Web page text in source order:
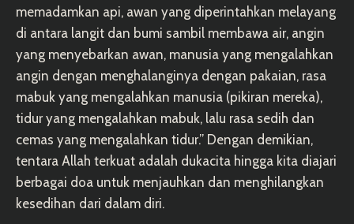
memadamkan api, awan yang diperintahkan melayang
di antara langit dan bumi sambil membawa air, angin
yang menyebarkan awan, manusia yang mengalahkan
angin dengan menghalanginya dengan pakaian, rasa
mabuk yang mengalahkan manusia (pikiran mereka),
tidur yang mengalahkan mabuk, lalu rasa sedih dan
cemas yang mengalahkan tidur.” Dengan demikian,
tentara Allah terkuat adalah dukacita hingga kita diajari
berbagai doa untuk menjauhkan dan menghilangkan
kesedihan dari dalam diri.